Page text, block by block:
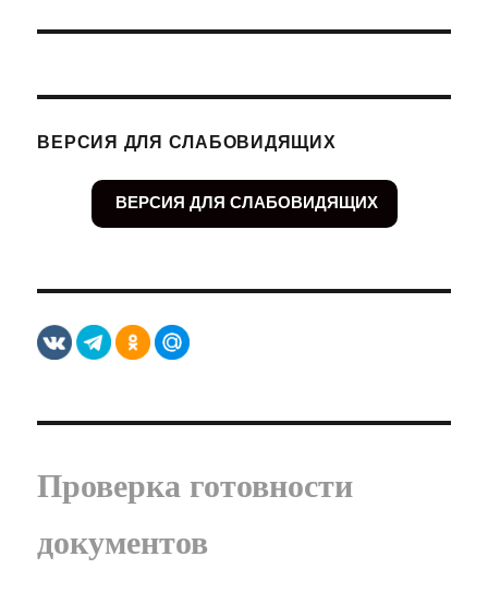
ВЕРСИЯ ДЛЯ СЛАБОВИДЯЩИХ
ВЕРСИЯ ДЛЯ СЛАБОВИДЯЩИХ
Проверка готовности
документов